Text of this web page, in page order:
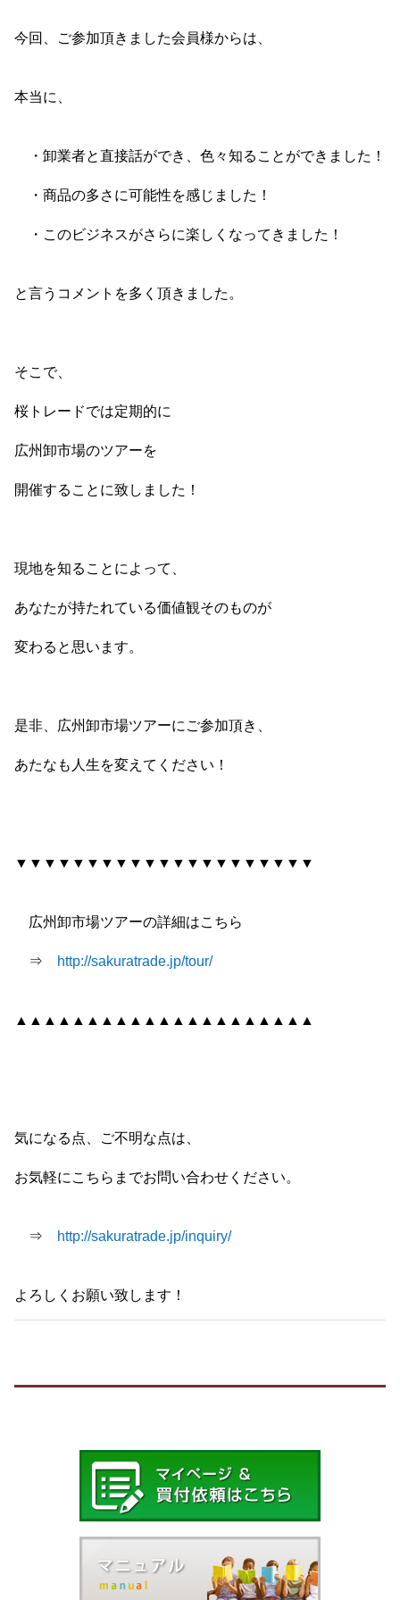
今回、ご参加頂きました会員様からは、
本当に、
・卸業者と直接話ができ、色々知ることができました！
・商品の多さに可能性を感じました！
・このビジネスがさらに楽しくなってきました！
と言うコメントを多く頂きました。
そこで、
桜トレードでは定期的に
広州卸市場のツアーを
開催することに致しました！
現地を知ることによって、
あなたが持たれている価値観そのものが
変わると思います。
是非、広州卸市場ツアーにご参加頂き、
あたなも人生を変えてください！
▼▼▼▼▼▼▼▼▼▼▼▼▼▼▼▼▼▼▼▼▼
広州卸市場ツアーの詳細はこちら
⇒ http://sakuratrade.jp/tour/
▲▲▲▲▲▲▲▲▲▲▲▲▲▲▲▲▲▲▲▲▲
気になる点、ご不明な点は、
お気軽にこちらまでお問い合わせください。
⇒ http://sakuratrade.jp/inquiry/
よろしくお願い致します！